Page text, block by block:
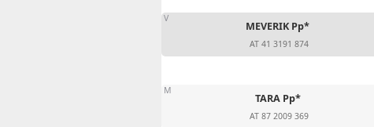
V
MEVERIK Pp*
AT 41 3191 874
M
TARA Pp*
AT 87 2009 369